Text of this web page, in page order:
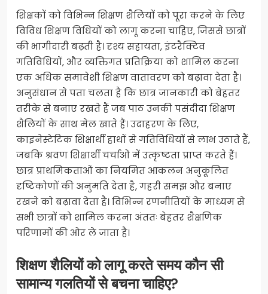
शिक्षकों को विभिन्न शिक्षण शैलियों को पूरा करने के लिए
विविध शिक्षण विधियों को लागू करना चाहिए, जिससे छात्रों
की भागीदारी बढ़ती है। दृश्य सहायता, इंटरैक्टिव
गतिविधियों, और व्यक्तिगत प्रतिक्रिया को शामिल करना
एक अधिक समावेशी शिक्षण वातावरण को बढ़ावा देता है।
अनुसंधान से पता चलता है कि छात्र जानकारी को बेहतर
तरीके से बनाए रखते हैं जब पाठ उनकी पसंदीदा शिक्षण
शैलियों के साथ मेल खाते हैं। उदाहरण के लिए,
काइनेस्टेटिक शिक्षार्थी हाथों से गतिविधियों से लाभ उठाते हैं,
जबकि श्रवण शिक्षार्थी चर्चाओं में उत्कृष्टता प्राप्त करते हैं।
छात्र प्राथमिकताओं का नियमित आकलन अनुकूलित
दृष्टिकोणों की अनुमति देता है, गहरी समझ और बनाए
रखने को बढ़ावा देता है। विभिन्न रणनीतियों के माध्यम से
सभी छात्रों को शामिल करना अंततः बेहतर शैक्षणिक
परिणामों की ओर ले जाता है।
शिक्षण शैलियों को लागू करते समय कौन सी
सामान्य गलतियों से बचना चाहिए?